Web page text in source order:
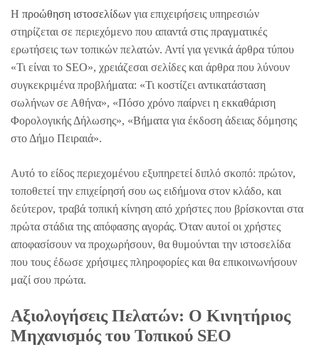
Η προώθηση ιστοσελίδων για επιχειρήσεις υπηρεσιών
στηρίζεται σε περιεχόμενο που απαντά στις πραγματικές
ερωτήσεις των τοπικών πελατών. Αντί για γενικά άρθρα τύπου
«Τι είναι το SEO», χρειάζεσαι σελίδες και άρθρα που λύνουν
συγκεκριμένα προβλήματα: «Τι κοστίζει αντικατάσταση
σωλήνων σε Αθήνα», «Πόσο χρόνο παίρνει η εκκαθάριση
Φορολογικής Δήλωσης», «Βήματα για έκδοση άδειας δόμησης
στο Δήμο Πειραιά».
Αυτό το είδος περιεχομένου εξυπηρετεί διπλό σκοπό: πρώτον,
τοποθετεί την επιχείρησή σου ως ειδήμονα στον κλάδο, και
δεύτερον, τραβά τοπική κίνηση από χρήστες που βρίσκονται στα
πρώτα στάδια της απόφασης αγοράς. Όταν αυτοί οι χρήστες
αποφασίσουν να προχωρήσουν, θα θυμούνται την ιστοσελίδα
που τους έδωσε χρήσιμες πληροφορίες και θα επικοινωνήσουν
μαζί σου πρώτα.
Αξιολογήσεις Πελατών: Ο Κινητήριος
Μηχανισμός του Τοπικού SEO